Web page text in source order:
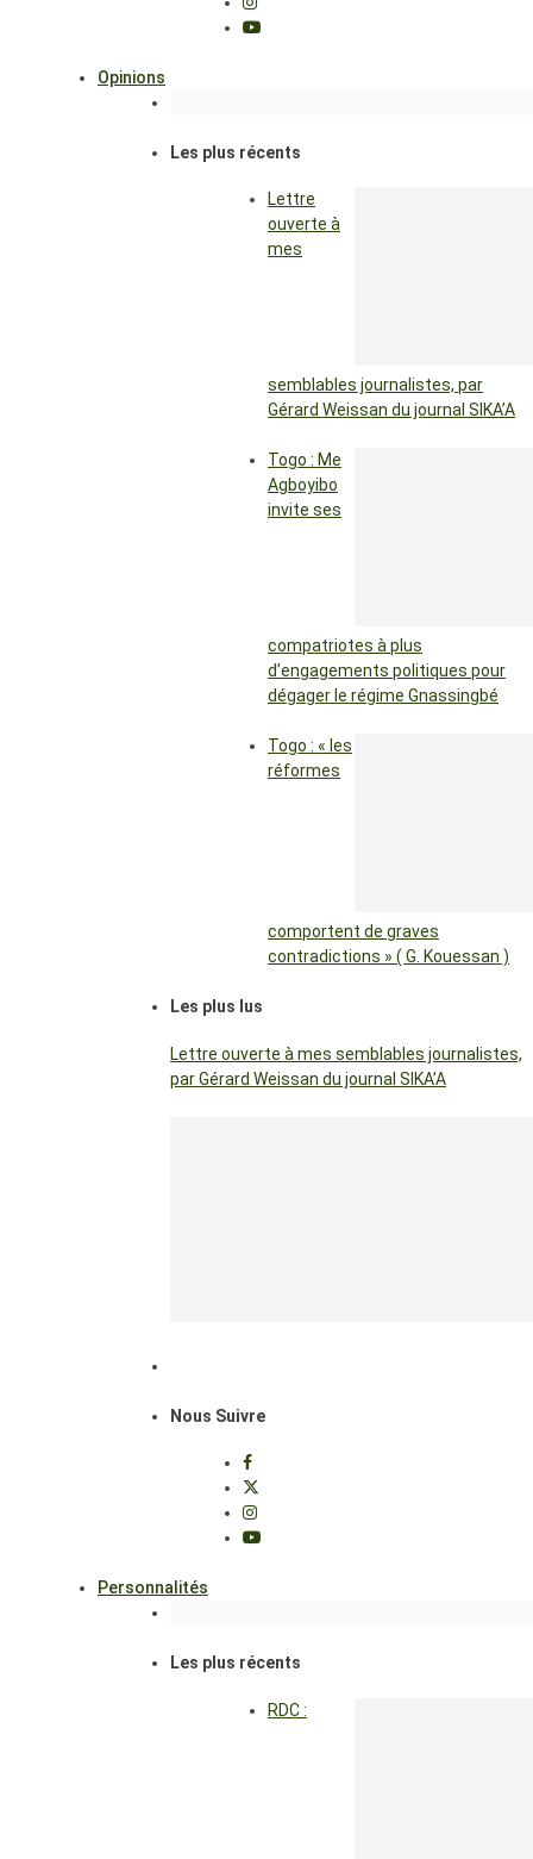
Opinions
Les plus récents
Lettre
ouverte à
mes
semblables journalistes, par
Gérard Weissan du journal SIKA’A
Togo : Me
Agboyibo
invite ses
compatriotes à plus
d’engagements politiques pour
dégager le régime Gnassingbé
Togo : « les
réformes
comportent de graves
contradictions » ( G. Kouessan )
Les plus lus
Lettre ouverte à mes semblables journalistes,
par Gérard Weissan du journal SIKA’A
Nous Suivre
Personnalités
Les plus récents
RDC :